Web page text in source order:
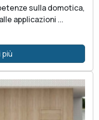
sulla domotica,
applicazioni ...